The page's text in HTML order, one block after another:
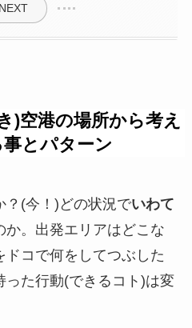
NEXT
)空港の場所から考え
とパターン
？(今！)どの状況でいわて
か。出発エリアはどこな
コで何をしてつぶした
った行動(できるコト)は変